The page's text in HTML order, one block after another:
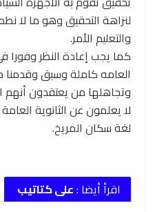
لنزاهة التحقيق وهو ما لا
والتعليم الأمر.
كما يجب إعادة النظر وفورا
العامه كاملة وسبق وقدمنا
وتجاهلها من يعتقدون أنهم
لا يعلمون عن الثانوية
لغة سكان المريخ.
اقرأ أيضا :على كتاتيب